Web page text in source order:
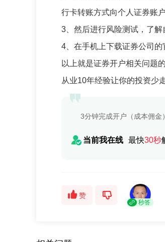
行卡转账方式向个人证券账
3、然后进行风险测试，了
4、在手机上下载证券公司
以上就是证券开户相关问题
从业10年经验让你的投资少
3分钟完成开户（成本佣金
当前我在线 最快30秒
赞
秒答